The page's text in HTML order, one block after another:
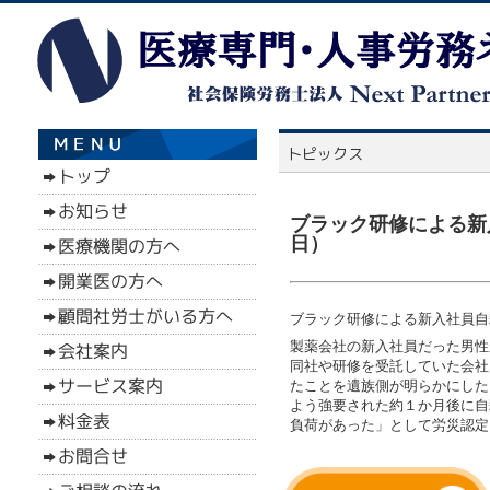
ブラック研修による
日）
ブラック研修による新入社員
製薬会社の新入社員だった男
同社や研修を受託していた会
たことを遺族側が明らかにし
よう強要された約１か月後に
負荷があった」として労災認